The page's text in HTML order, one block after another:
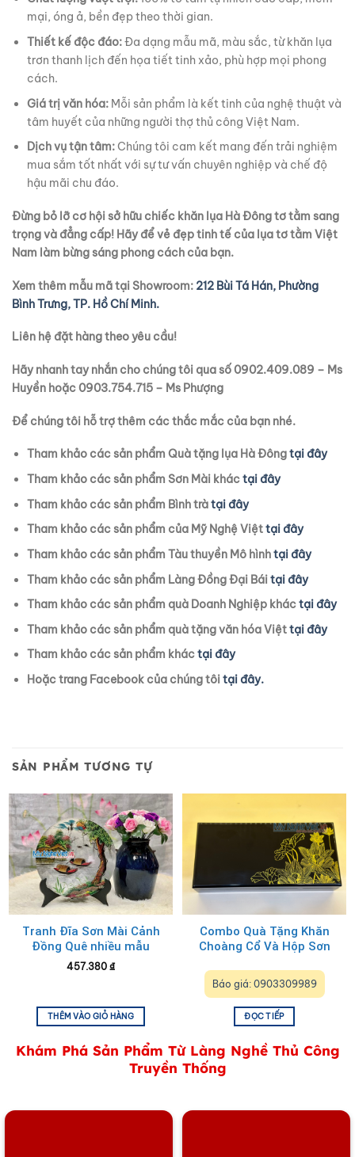
mại, óng ả, bền đẹp theo thời gian.
Thiết kế độc đáo:Đa dạng mẫu mã, màu sắc, từ khăn lụa
trơn thanh lịch đến họa tiết tinh xảo, phù hợp mọi phong
cách.
Giá trị văn hóa:Mỗi sản phẩm là kết tinh của nghệ thuật và
tâm huyết của những người thợ thủ công Việt Nam.
Dịch vụ tận tâm:Chúng tôi cam kết mang đến trải nghiệm
mua sắm tốt nhất với sự tư vấn chuyên nghiệp và chế độ
hậu mãi chu đáo.
Đừng bỏ lỡ cơ hội sở hữu chiếc khăn lụa Hà Đông tơ tằm sang
trọng và đẳng cấp! Hãy để vẻ đẹp tinh tế của lụa tơ tằm Việt
Nam làm bừng sáng phong cách của bạn.
Xem thêm mẫu mã tại Showroom: 212 Bùi Tá Hán, Phường
Bình Trưng, TP. Hồ Chí Minh.
Liên hệ đặt hàng theo yêu cầu!
Hãy nhanh tay nhắn cho chúng tôi qua số 0902.409.089 – Ms
Huyền hoặc 0903.754.715 – Ms Phượng
Để chúng tôi hỗ trợ thêm các thắc mắc của bạn nhé.
Tham khảo các sản phẩm Quà tặng lụa Hà Đôngtại đây
Tham khảo các sản phẩm Sơn Mài kháctại đây
Tham khảo các sản phẩm Bình tràtại đây
Tham khảo các sản phẩm của Mỹ Nghệ Việttại đây
Tham khảo các sản phẩm Tàu thuyền Mô hìnhtại đây
Tham khảo các sản phẩm Làng Đồng Đại Báitại đây
Tham khảo các sản phẩm quà Doanh Nghiệp kháctại đây
Tham khảo các sản phẩm quà tặng văn hóa Việttại đây
Tham khảo các sản phẩm kháctại đây
Hoặc trang Facebook của chúng tôitại đây.
SẢN PHẨM TƯƠNG TỰ
Tranh Đĩa Sơn Mài Cảnh
Đồng Quê nhiều mẫu
TD25-2
457.380 ₫
THÊM VÀO GIỎ HÀNG
Combo Quà Tặng Khăn
Choàng Cổ Và Hộp Sơn
Báo giá: 0903309989
ĐỌC TIẾP
Khám Phá Sản Phẩm Từ Làng Nghề Thủ Công
Truyền Thống